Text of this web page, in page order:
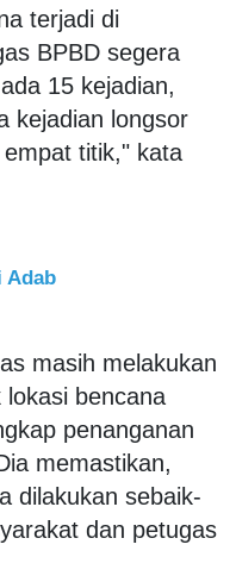
terjadi di
BPBD segera
ada 15 kejadian,
kejadian longsor
titik," kata
Adab
masih melakukan
bencana
penanganan
memastikan,
dilakukan sebaik-
dan petugas